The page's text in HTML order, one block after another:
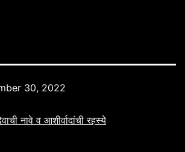
30, 2022
नावे व आशीर्वादांची रहस्ये